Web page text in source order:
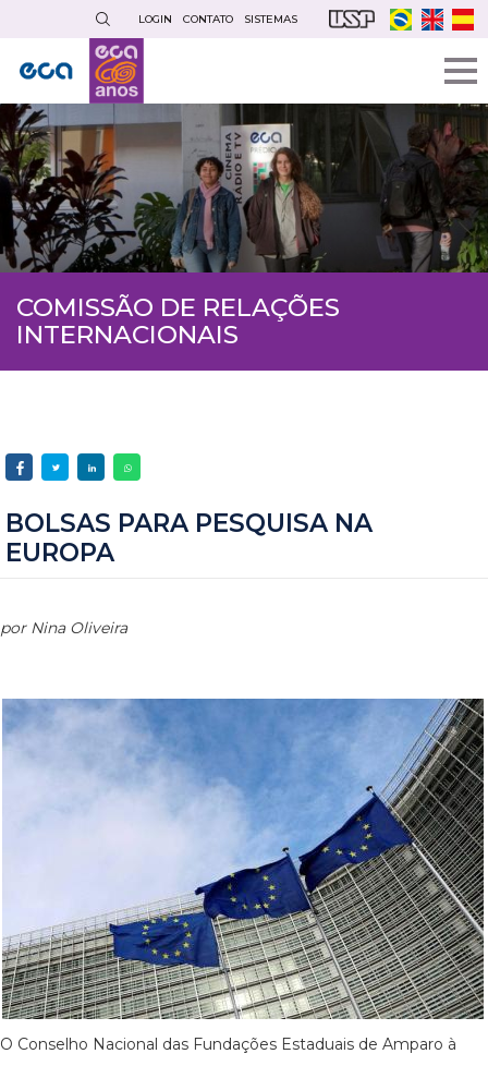
conteúdo
principal
LOGIN CONTATO SISTEMAS
COMISSÃO DE RELAÇÕES
INTERNACIONAIS
BOLSAS PARA PESQUISA NA
EUROPA
por Nina Oliveira
O Conselho Nacional das Fundações Estaduais de Amparo à